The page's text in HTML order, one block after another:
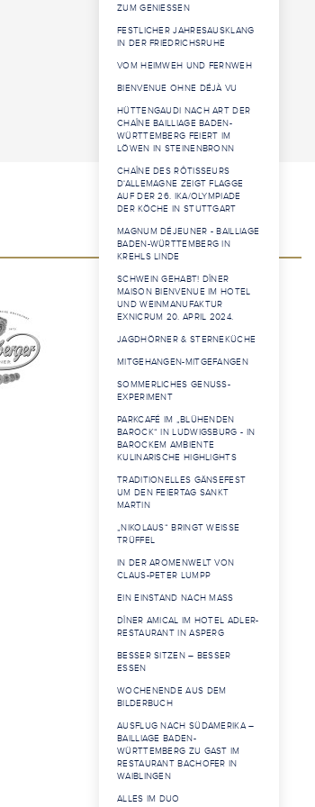
ZUM GENIESSEN
FESTLICHER JAHRESAUSKLANG
IN DER FRIEDRICHSRUHE
VOM HEIMWEH UND FERNWEH
BIENVENUE OHNE DÉJÀ VU
HÜTTENGAUDI NACH ART DER
CHAÎNE BAILLIAGE BADEN-
WÜRTTEMBERG FEIERT IM
LÖWEN IN STEINENBRONN
CHAÎNE DES RÔTISSEURS
D‘ALLEMAGNE ZEIGT FLAGGE
AUF DER 26. IKA/OLYMPIADE
DER KÖCHE IN STUTTGART
MAGNUM DÉJEUNER - BAILLIAGE
BADEN-WÜRTTEMBERG IN
KREHLS LINDE
SCHWEIN GEHABT! DÎNER
MAISON BIENVENUE IM HOTEL
UND WEINMANUFAKTUR
EXNICRUM 20. APRIL 2024.
JAGDHÖRNER & STERNEKÜCHE
MITGEHANGEN-MITGEFANGEN
SOMMERLICHES GENUSS-
EXPERIMENT
PARKCAFÉ IM „BLÜHENDEN
BAROCK“ IN LUDWIGSBURG - IN
BAROCKEM AMBIENTE
KULINARISCHE HIGHLIGHTS
TRADITIONELLES GÄNSEFEST
UM DEN FEIERTAG SANKT
MARTIN
„NIKOLAUS“ BRINGT WEISSE T
RÜFFEL
IN DER AROMENWELT VON
CLAUS-PETER LUMPP
EIN EINSTAND NACH MASS
DÎNER AMICAL IM HOTEL ADLER-
RESTAURANT IN ASPERG
BESSER SITZEN – BESSER
ESSEN
WOCHENENDE AUS DEM
BILDERBUCH
AUSFLUG NACH SÜDAMERIKA –
BAILLIAGE BADEN-
WÜRTTEMBERG ZU GAST IM
RESTAURANT BACHOFER IN
WAIBLINGEN
ALLES IM DUO